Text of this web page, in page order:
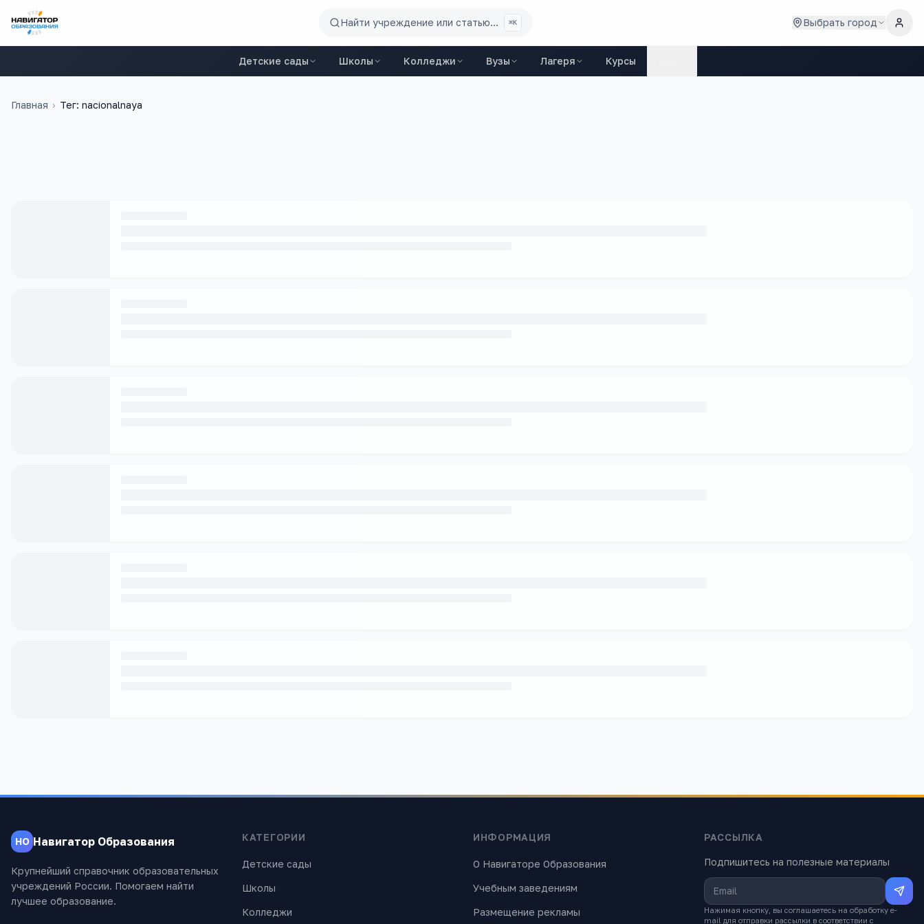
Найти учреждение или статью... ⌘K Выбрать город
Детские сады Школы Колледжи Вузы Лагеря Курсы
Главная › Тег: nacionalnaya
НО Навигатор Образования
Крупнейший справочник образовательных
учреждений России. Помогаем найти
лучшее образование.
КАТЕГОРИИ
Детские сады
Школы
Колледжи
ИНФОРМАЦИЯ
О Навигаторе Образования
Учебным заведениям
Размещение рекламы
РАССЫЛКА
Подпишитесь на полезные материалы
Нажимая кнопку, вы соглашаетесь на обработку e-
mail для отправки рассылки в соответствии с